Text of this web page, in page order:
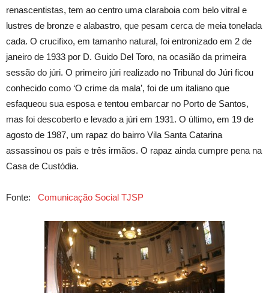
renascentistas, tem ao centro uma claraboia com belo vitral e
lustres de bronze e alabastro, que pesam cerca de meia tonelada
cada. O crucifixo, em tamanho natural, foi entronizado em 2 de
janeiro de 1933 por D. Guido Del Toro, na ocasião da primeira
sessão do júri. O primeiro júri realizado no Tribunal do Júri ficou
conhecido como ‘O crime da mala’, foi de um italiano que
esfaqueou sua esposa e tentou embarcar no Porto de Santos,
mas foi descoberto e levado a júri em 1931. O último, em 19 de
agosto de 1987, um rapaz do bairro Vila Santa Catarina
assassinou os pais e três irmãos. O rapaz ainda cumpre pena na
Casa de Custódia.
Fonte: Comunicação Social TJSP